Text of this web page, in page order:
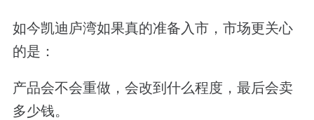
如今凯迪庐湾如果真的准备入市，市场更关心
的是：
产品会不会重做，会改到什么程度，最后会卖
多少钱。